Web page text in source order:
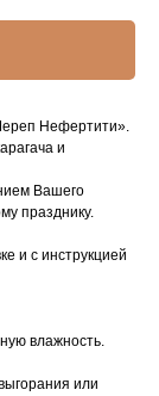
Нефертити».
и
Вашего
празднику.
и с инструкцией
влажность.
или